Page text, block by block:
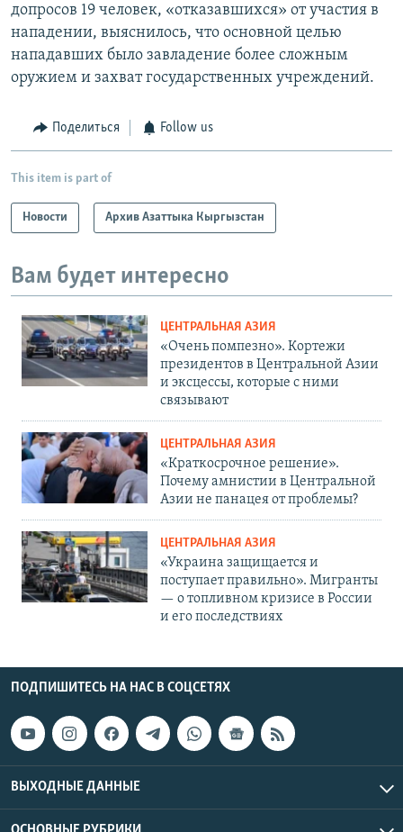
допросов 19 человек, «отказавшихся» от участия в
нападении, выяснилось, что основной целью
нападавших было завладение более сложным
оружием и захват государственных учреждений.
Поделиться Follow us
This item is part of
Новости Архив Азаттыка Кыргызстан
Вам будет интересно
ЦЕНТРАЛЬНАЯ АЗИЯ
«Очень помпезно». Кортежи
президентов в Центральной Азии
и эксцессы, которые с ними
связывают
ЦЕНТРАЛЬНАЯ АЗИЯ
«Краткосрочное решение».
Почему амнистии в Центральной
Азии не панацея от проблемы?
ЦЕНТРАЛЬНАЯ АЗИЯ
«Украина защищается и
поступает правильно». Мигранты
— о топливном кризисе в России
и его последствиях
ПОДПИШИТЕСЬ НА НАС В СОЦСЕТЯХ
ВЫХОДНЫЕ ДАННЫЕ